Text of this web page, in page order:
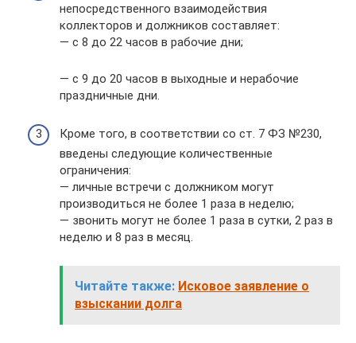
непосредственного взаимодействия
коллекторов и должников составляет:
— с 8 до 22 часов в рабочие дни;
— с 9 до 20 часов в выходные и нерабочие
праздничные дни.
Кроме того, в соответствии со ст. 7 ФЗ №230,
введены следующие количественные
ограничения:
— личные встречи с должником могут
производиться не более 1 раза в неделю;
— звонить могут не более 1 раза в сутки, 2 раз в
неделю и 8 раз в месяц.
Читайте также: Исковое заявление о
взыскании долга